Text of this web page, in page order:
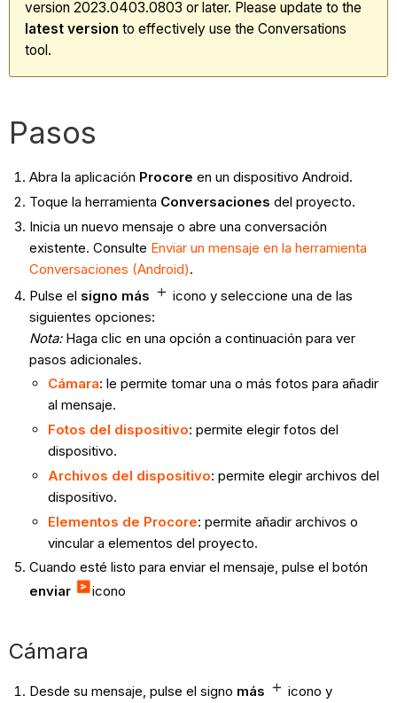
version 2023.0403.0803 or later. Please update to the
latest version to effectively use the Conversations
tool.
Pasos
Abra la aplicación Procore en un dispositivo Android.
Toque la herramienta Conversaciones del proyecto.
Inicia un nuevo mensaje o abre una conversación
existente. Consulte Enviar un mensaje en la herramienta
Conversaciones (Android).
Pulse el signo más icono y seleccione una de las
siguientes opciones:
Nota: Haga clic en una opción a continuación para ver
pasos adicionales.
Cámara: le permite tomar una o más fotos para añadir
al mensaje.
Fotos del dispositivo: permite elegir fotos del
dispositivo.
Archivos del dispositivo: permite elegir archivos del
dispositivo.
Elementos de Procore: permite añadir archivos o
vincular a elementos del proyecto.
Cuando esté listo para enviar el mensaje, pulse el botón
enviar
icono
Cámara
Desde su mensaje, pulse el signo más icono y